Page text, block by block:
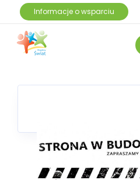
Informacje o wsparciu